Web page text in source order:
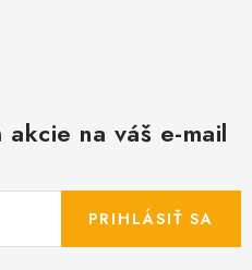
na váš e-mail
PRIHLÁSIŤ SA